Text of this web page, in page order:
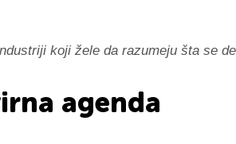
koji žele da razumeju šta se
agenda